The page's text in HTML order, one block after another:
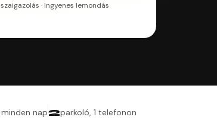
· Ingyenes lemondás
nap2parkoló, 1 telefonon